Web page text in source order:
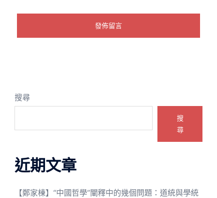
搜尋
搜
尋
近期文章
【鄭家棟】“中國哲學”闡釋中的幾個問題：道統與學統